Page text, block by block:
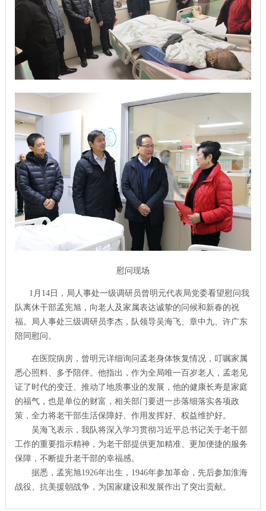
慰问现场
1月14日，局人事处一级调研员曾明元代表局党委看望慰问我
队离休干部孟宪旭，向老人及家属表达诚挚的问候和新春的祝
福。局人事处三级调研员李杰，队领导吴海飞、章中九、许广东
陪同慰问。
在医院病房，曾明元详细询问孟老身体恢复情况，叮嘱家属
悉心照料、多予陪伴。他指出，作为全局唯一百岁老人，孟老见
证了时代的变迁、推动了地质事业的发展，他的健康长寿是家庭
的福气，也是单位的财富，相关部门要进一步落细落实各项政
策，全力将老干部生活保障好、作用发挥好、权益维护好。
吴海飞表示，我队将深入学习贯彻习近平总书记关于老干部
工作的重要指示精神，为老干部提供更加精准、更加便捷的服务
保障，不断提升老干部的幸福感。
据悉，孟宪旭1926年出生，1946年参加革命，先后参加淮海
战役、抗美援朝战争，为国家建设和发展作出了突出贡献。